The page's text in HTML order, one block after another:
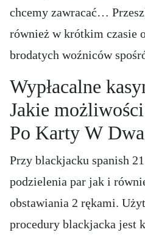
chcemy zawracać…
również w krótkim czasie
brodatych woźniców
Wypłacalne
Jakie
Po Karty W
Przy blackjacku spanish
podzielenia par jak i
obstawiania 2 rękami.
procedury blackjacka jest